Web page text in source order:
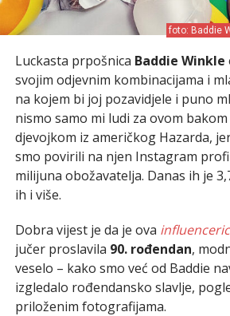
foto: Baddie
Luckasta prpošnica Baddie Winkle
svojim odjevnim kombinacijama i
na kojem bi joj pozavidjele i puno
nismo samo mi ludi za ovom
djevojkom iz američkog Hazarda,
smo povirili na njen Instagram
milijuna obožavatelja. Danas ih je
ih i više.
Dobra vijest je da je ova
jučer proslavila 90. rođendan,
veselo – kako smo već od Baddie
izgledalo rođendansko slavlje,
priloženim fotografijama.